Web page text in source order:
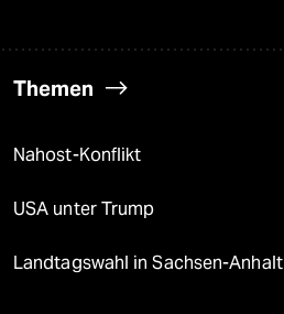
Themen
Nahost-Konflikt
USA unter Trump
Landtagswahl in Sachsen-Anhalt